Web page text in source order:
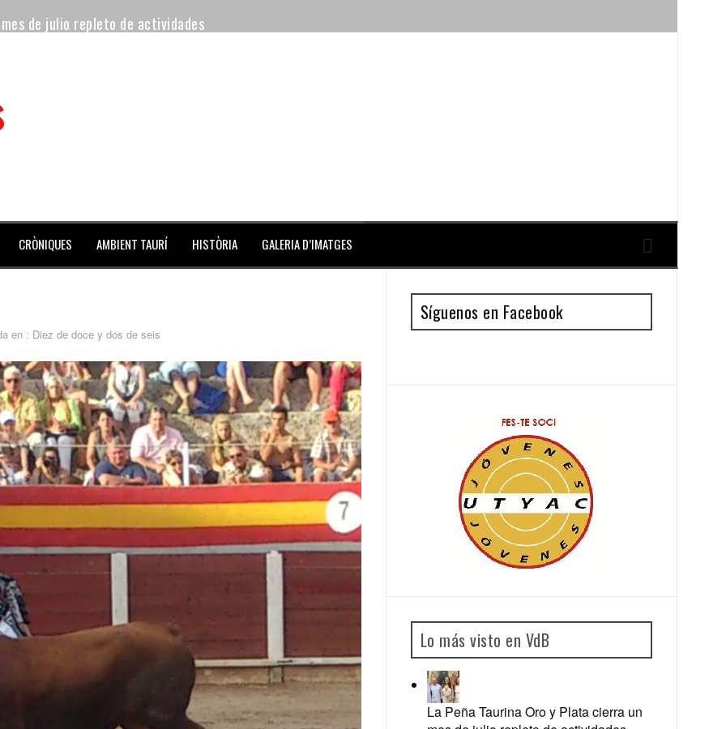
de julio repleto de actividades
premiado como el novillo más bravo en San Adrián
del jueves
CRÒNIQUES AMBIENT TAURÍ HISTÒRIA GALERIA D’IMATGES
en : Diez de doce y dos de seis
Síguenos en Facebook
Lo más visto en VdB
La Peña Taurina Oro y Plata cierra un